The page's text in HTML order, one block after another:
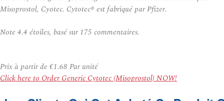
Misoprostol, Cyotec. Cytotec® est fabriqué par Pfizer.
Note 4.4 étoiles, basé sur 175 commentaires.
Prix à partir de €1.68 Par unité
Click here to Order Generic Cytotec (Misoprostol) NOW!